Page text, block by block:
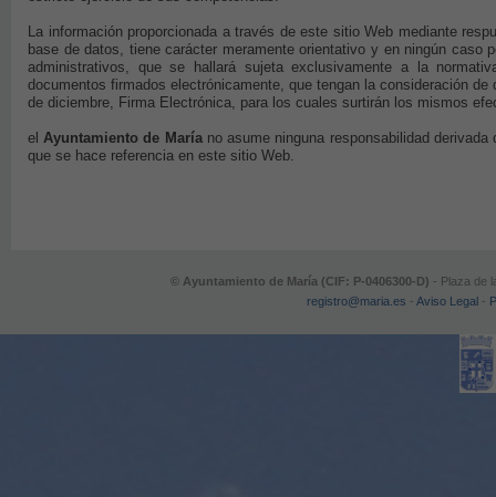
La información proporcionada a través de este sitio Web mediante
base de datos, tiene carácter meramente orientativo y en ningún caso
administrativos, que se hallará sujeta exclusivamente a la
documentos firmados electrónicamente, que tengan la consideración
de diciembre, Firma Electrónica, para los cuales surtirán los mismos
elAyuntamiento de Maríano asume ninguna responsabilidad
que se hace referencia en este sitio Web.
© Ayuntamiento de María (CIF: P-0406300-D) - Plaza de
registro@maria.es -Aviso Legal -